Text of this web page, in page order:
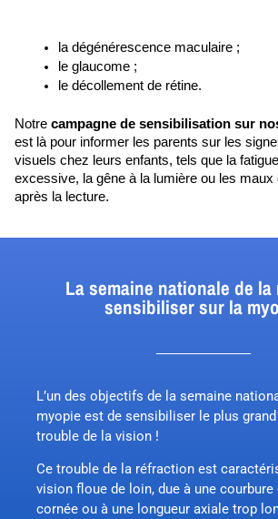
la dégénérescence maculaire ;
le glaucome ;
le décollement de rétine.
Notre campagne de sensibilisation sur
est là pour informer les parents sur les
visuels chez leurs enfants, tels que la
excessive, la gêne à la lumière ou les maux
après la lecture.
La semaine nationale de la
sensibiliser sur la
L’un des objectifs de la semaine
myopie est de sensibiliser le plus
trouble de la vision !
Ce trouble de la réfraction est
vision floue de loin, due à une courbure
cornée ou à une longueur axiale trop